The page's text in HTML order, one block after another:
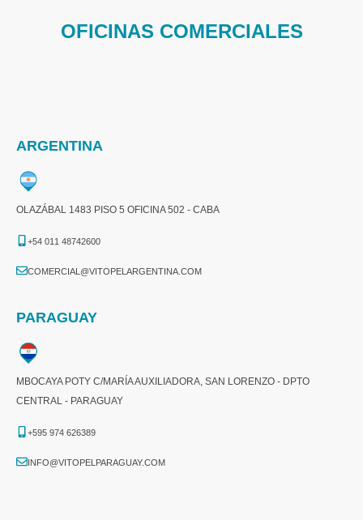
OFICINAS COMERCIALES
ARGENTINA
OLAZÁBAL 1483 PISO 5 OFICINA 502 - CABA
+54 011 48742600​
COMERCIAL@VITOPELARGENTINA.COM​
PARAGUAY
MBOCAYA POTY C/MARÍA AUXILIADORA, SAN LORENZO - DPTO
CENTRAL - PARAGUAY
+595 974 626389
INFO@VITOPELPARAGUAY.COM